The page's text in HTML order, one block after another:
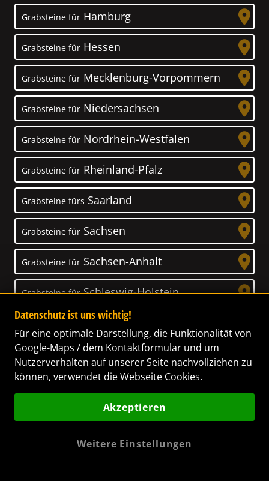
Grabsteine für Hamburg
Grabsteine für Hessen
Grabsteine für Mecklenburg-Vorpommern
Grabsteine für Niedersachsen
Grabsteine für Nordrhein-Westfalen
Grabsteine für Rheinland-Pfalz
Grabsteine fürs Saarland
Grabsteine für Sachsen
Grabsteine für Sachsen-Anhalt
Grabsteine fürSchleswig-Holstein
Thüringen
es uns zur Aufgabe gemacht, Ihnen dabei zu
Datenschutz ist uns wichtig!
Für eine optimale Darstellung, die Funktionalität von
Google-Maps / dem Kontaktformular und um
Nutzerverhalten auf unserer Seite nachvollziehen zu
können, verwendet die Webseite Cookies.
Akzeptieren
Weitere Einstellungen